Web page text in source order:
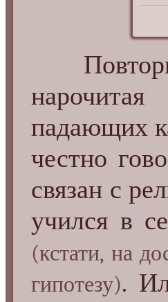
падающих
честно
связан с
учился в
(кстати, на
гипотезу).